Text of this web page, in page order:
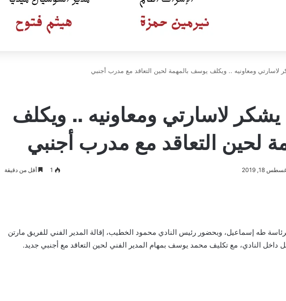
لاسارتي ومعاونيه .. ويكلف يوسف بالمهمة لحين التعاقد مع مدرب أجنبي
لاسارتي ومعاونيه .. ويكلف
لحين التعاقد مع مدرب أجنبي
18, 2019
1 أقل من دقيقة
طه إسماعيل، وبحضور رئيس النادي محمود الخطيب، إقالة المدير الفني للفريق مارتن
داخل النادي، مع تكليف محمد يوسف بمهام المدير الفني لحين التعاقد مع أجنبي جديد.